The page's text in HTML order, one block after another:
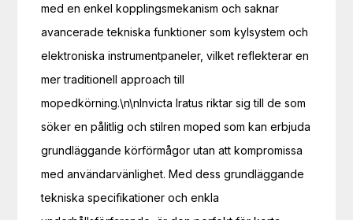
med en enkel kopplingsmekanism och saknar
avancerade tekniska funktioner som kylsystem och
elektroniska instrumentpaneler, vilket reflekterar en
mer traditionell approach till
mopedkörning.\n\nInvicta Iratus riktar sig till de som
söker en pålitlig och stilren moped som kan erbjuda
grundläggande körförmågor utan att kompromissa
med användarvänlighet. Med dess grundläggande
tekniska specifikationer och enkla